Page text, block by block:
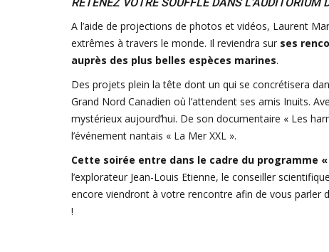
RETENEZ VOTRE SOUFFLE DANS L’AUDITORIUM
A l’aide de projections de photos et vidéos, Laurent
extrêmes à travers le monde. Il reviendra sur ses
auprès des plus belles espèces marines.
Des projets plein la tête dont un qui se concrétisera
Grand Nord Canadien où l’attendent ses amis Inuits.
mystérieux aujourd’hui. De son documentaire « Les
l’événement nantais « La Mer XXL ».
Cette soirée entre dans le cadre du programme
l’explorateur Jean-Louis Etienne, le conseiller
encore viendront à votre rencontre afin de vous parler
!